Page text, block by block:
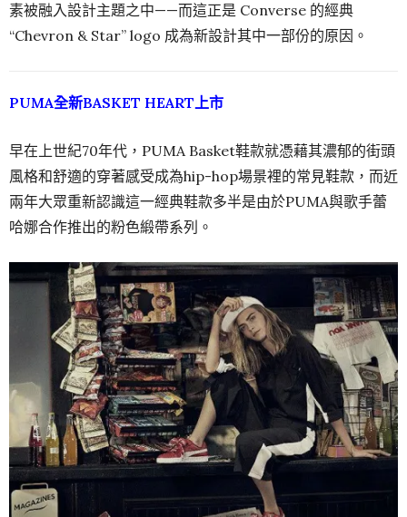
素被融入設計主題之中——而這正是 Converse 的經典
“Chevron & Star” logo 成為新設計其中一部份的原因。
PUMA全新BASKET HEART上市
早在上世紀70年代，PUMA Basket鞋款就憑藉其濃郁的街頭
風格和舒適的穿著感受成為hip-hop場景裡的常見鞋款，而近
兩年大眾重新認識這一經典鞋款多半是由於PUMA與歌手蕾
哈娜合作推出的粉色緞帶系列。